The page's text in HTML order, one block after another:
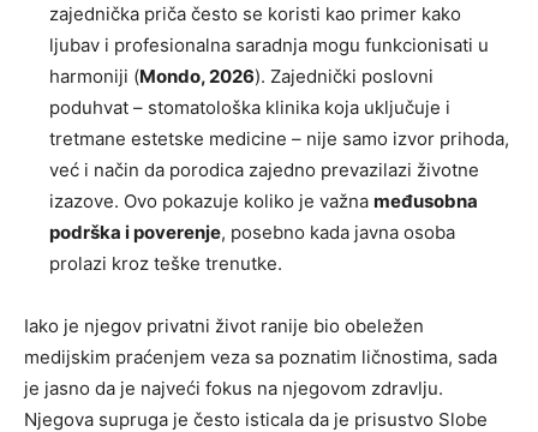
zajednička priča često se koristi kao primer kako
ljubav i profesionalna saradnja mogu funkcionisati u
harmoniji (Mondo, 2026). Zajednički poslovni
poduhvat – stomatološka klinika koja uključuje i
tretmane estetske medicine – nije samo izvor prihoda,
već i način da porodica zajedno prevazilazi životne
izazove. Ovo pokazuje koliko je važna međusobna
podrška i poverenje, posebno kada javna osoba
prolazi kroz teške trenutke.
Iako je njegov privatni život ranije bio obeležen
medijskim praćenjem veza sa poznatim ličnostima, sada
je jasno da je najveći fokus na njegovom zdravlju.
Njegova supruga je često isticala da je prisustvo Slobe